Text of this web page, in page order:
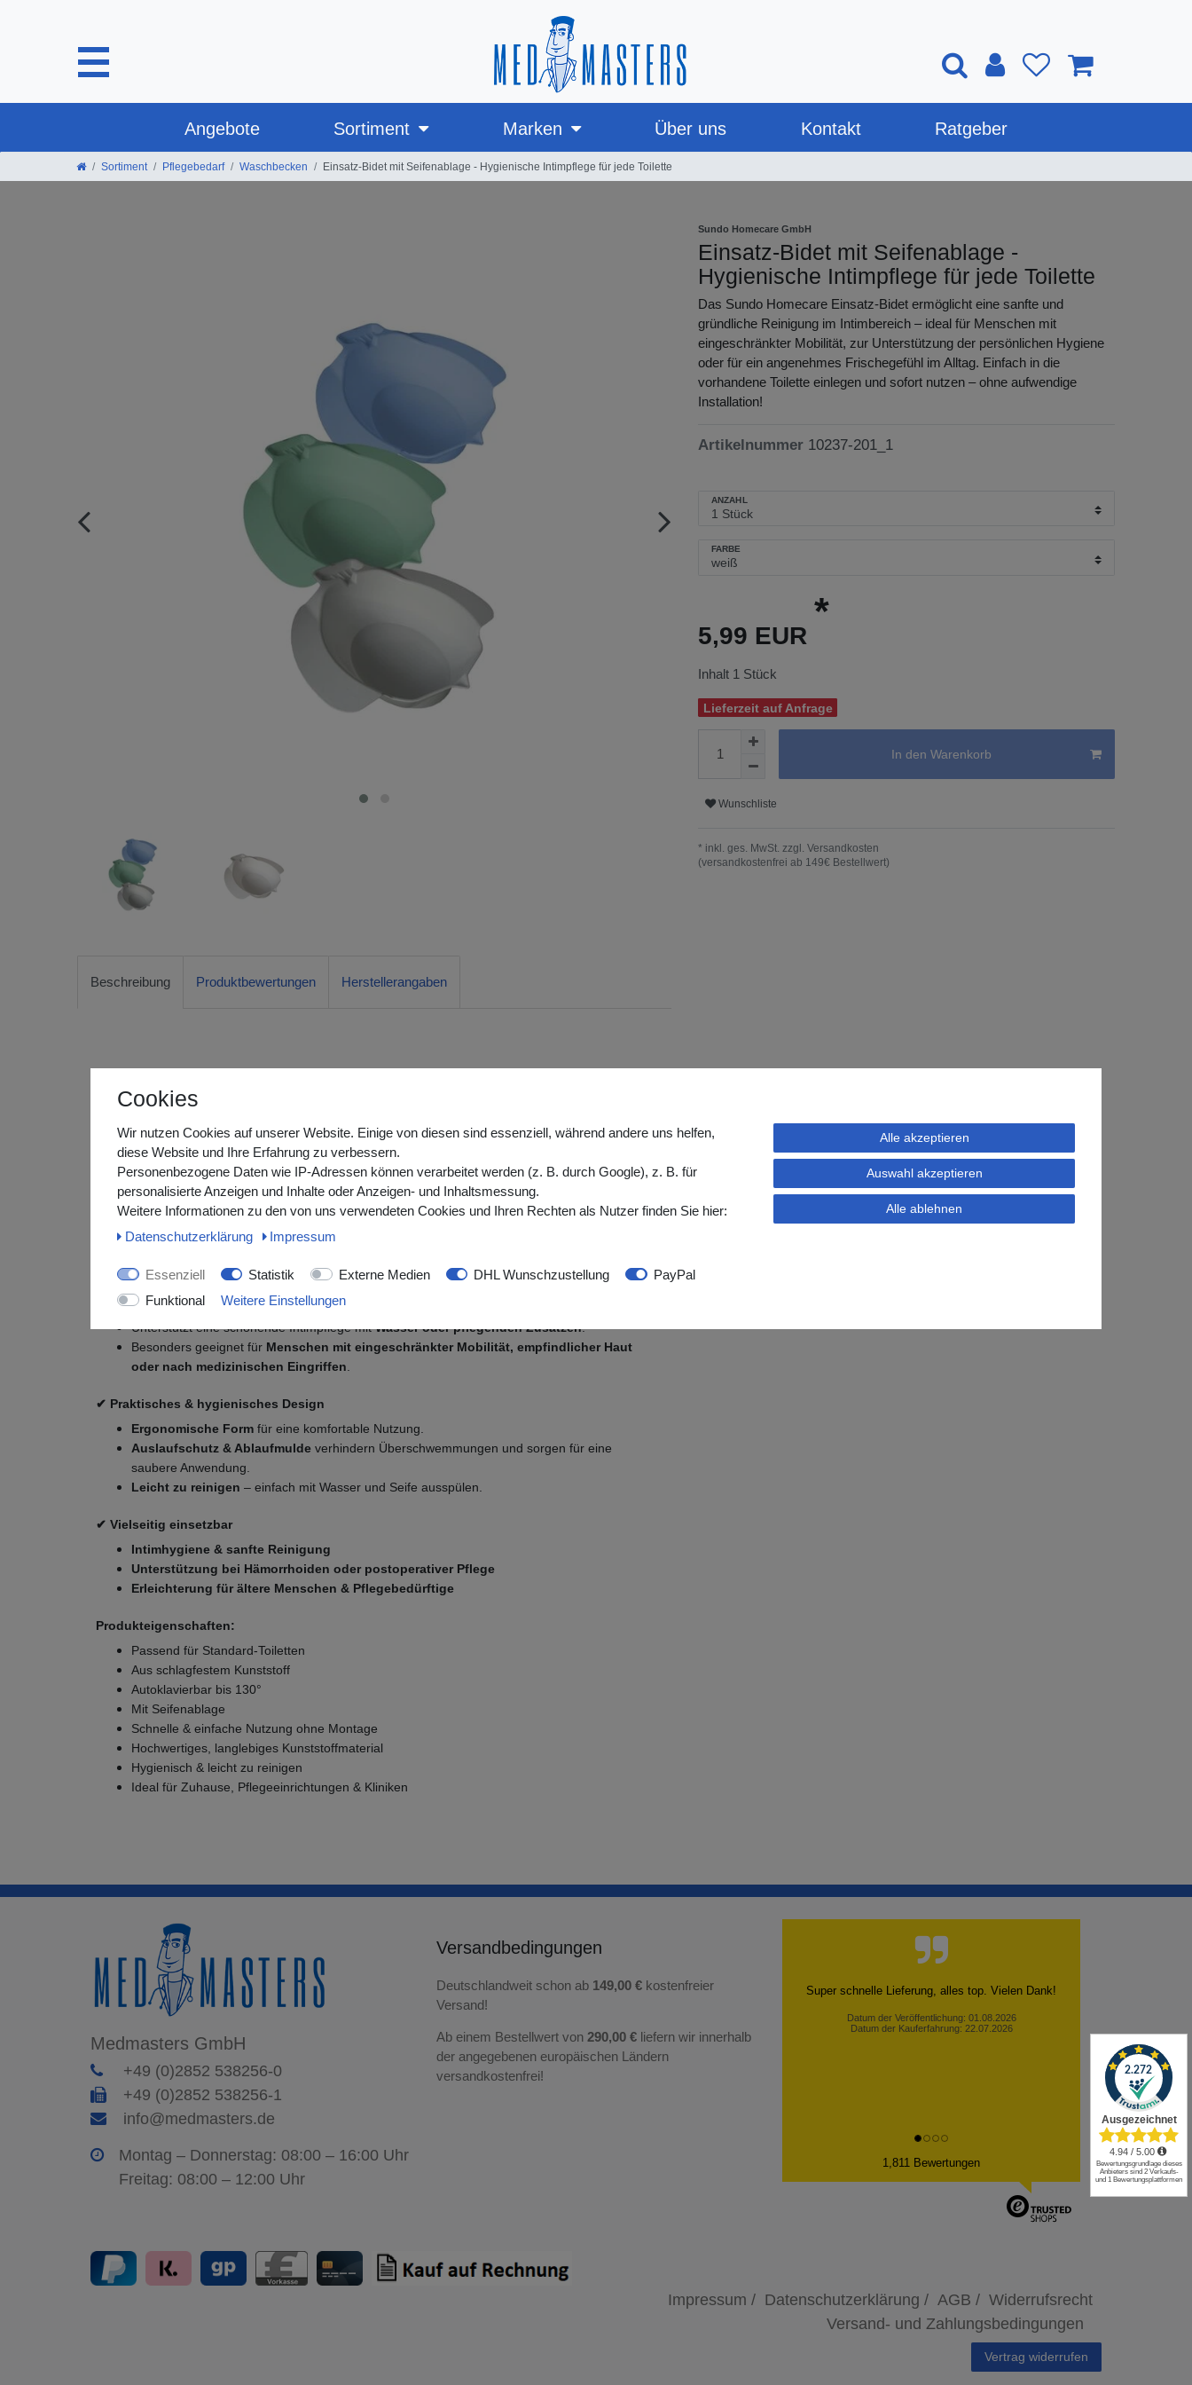
Angebote Sortiment Marken Über uns Kontakt Ratgeber
Sortiment Pflegebedarf Waschbecken Einsatz-Bidet mit Seifenablage - Hygienische Intimpflege für jede Toilette
Sundo Homecare GmbH
Einsatz-Bidet mit Seifenablage -
Hygienische Intimpflege für jede Toilette
Das Sundo Homecare Einsatz-Bidet ermöglicht eine sanfte und
gründliche Reinigung im Intimbereich – ideal für Menschen mit
eingeschränkter Mobilität, zur Unterstützung der persönlichen Hygiene
oder für ein angenehmes Frischegefühl im Alltag. Einfach in die
vorhandene Toilette einlegen und sofort nutzen – ohne aufwendige
Installation!
Artikelnummer 10237-201_1
ANZAHL
FARBE
5,99 EUR
*
Inhalt 1 Stück
Lieferzeit auf Anfrage
In den Warenkorb
Wunschliste
* inkl. ges. MwSt. zzgl. Versandkosten
(versandkostenfrei ab 149€ Bestellwert)
Beschreibung Produktbewertungen Herstellerangaben
DasSundo Homecare Einsatz-Bidet
Intimbereich – ideal für Menschen mit eingeschränkter Mobilität, zur Unterstützung der
persönlichen Hygiene oder für ein angenehmes Frischegefühl im Alltag. Einfach in die vorhandene
Toilette einlegen und sofort nutzen – ohne aufwendige Installation!
✔ Einfache Anwendung & universelle Passform
Passend für die meisten Standard-WCs – ideal für den
Pflegeeinrichtungen und Krankenhäuser
✔ Sanfte & gründliche Reinigung
Unterstützt eine schonende Intimpflege mitWasser oder pflegenden Zusätzen.
Besonders geeignet für Menschen mit eingeschränkter Mobilität, empfindlicher Haut
oder nach medizinischen Eingriffen.
✔ Praktisches & hygienisches Design
Ergonomische Form für eine komfortable Nutzung.
Auslaufschutz & Ablaufmulde verhindern Überschwemmungen und sorgen für eine
saubere Anwendung.
Leicht zu reinigen – einfach mit Wasser und Seife ausspülen.
✔ Vielseitig einsetzbar
Intimhygiene & sanfte Reinigung
Unterstützung bei Hämorrhoiden oder postoperativer Pflege
Erleichterung für ältere Menschen & Pflegebedürftige
Produkteigenschaften:
Passend für Standard-Toiletten
Aus schlagfestem Kunststoff
Autoklavierbar bis 130°
Mit Seifenablage
Schnelle & einfache Nutzung ohne Montage
Hochwertiges, langlebiges Kunststoffmaterial
Hygienisch & leicht zu reinigen
Ideal für Zuhause, Pflegeeinrichtungen & Kliniken
Medmasters GmbH
+49 (0)2852 538256-0
+49 (0)2852 538256-1
info@medmasters.de
Montag – Donnerstag: 08:00 – 16:00 Uhr
Freitag: 08:00 – 12:00 Uhr
Versandbedingungen
Deutschlandweit schon ab 149,00 € kostenfreier
Versand!
Ab einem Bestellwert von 290,00 € liefern wir innerhalb
der angegebenen europäischen Ländern
versandkostenfrei!
Super schnelle Lieferung, alles top. Vielen Dank!
Datum der Veröffentlichung: 01.08.2026
Datum der Kauferfahrung: 22.07.2026
1,811 Bewertungen
Impressum / Datenschutzerklärung / AGB / Widerrufsrecht
Versand- und Zahlungsbedingungen
Vertrag widerrufen
Cookies
Wir nutzen Cookies auf unserer Website. Einige von diesen sind essenziell, während andere uns helfen,
diese Website und Ihre Erfahrung zu verbessern.
Personenbezogene Daten wie IP-Adressen können verarbeitet werden (z. B. durch Google), z. B. für
personalisierte Anzeigen und Inhalte oder Anzeigen- und Inhaltsmessung.
Weitere Informationen zu den von uns verwendeten Cookies und Ihren Rechten als Nutzer finden Sie hier:
Daten­schutz­erklärung
Impressum
Essenziell Statistik Externe Medien DHL Wunschzustellung
PayPal
Funktional
Weitere Einstellungen
Alle akzeptieren
Auswahl akzeptieren
Alle ablehnen